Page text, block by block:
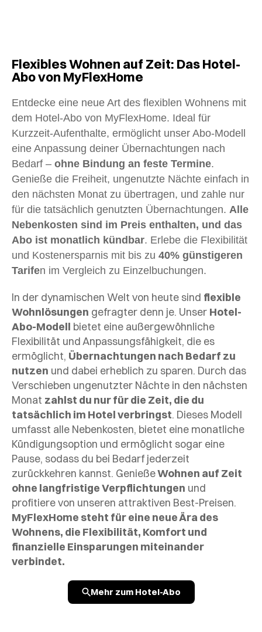
Flexibles Wohnen auf Zeit: Das Hotel-
Abo von MyFlexHome
Entdecke eine neue Art des flexiblen Wohnens mit
dem Hotel-Abo von MyFlexHome. Ideal für
Kurzzeit-Aufenthalte, ermöglicht unser Abo-Modell
eine Anpassung deiner Übernachtungen nach
Bedarf – ohne Bindung an feste Termine.
Genieße die Freiheit, ungenutzte Nächte einfach in
den nächsten Monat zu übertragen, und zahle nur
für die tatsächlich genutzten Übernachtungen. Alle
Nebenkosten sind im Preis enthalten, und das
Abo ist monatlich kündbar. Erlebe die Flexibilität
und Kostenersparnis mit bis zu 40% günstigeren
Tarifen im Vergleich zu Einzelbuchungen.
In der dynamischen Welt von heute sind flexible
Wohnlösungen gefragter denn je. Unser Hotel-
Abo-Modell bietet eine außergewöhnliche
Flexibilität und Anpassungsfähigkeit, die es
ermöglicht, Übernachtungen nach Bedarf zu
nutzen und dabei erheblich zu sparen. Durch das
Verschieben ungenutzter Nächte in den nächsten
Monat zahlst du nur für die Zeit, die du
tatsächlich im Hotel verbringst. Dieses Modell
umfasst alle Nebenkosten, bietet eine monatliche
Kündigungsoption und ermöglicht sogar eine
Pause, sodass du bei Bedarf jederzeit
zurückkehren kannst. GenießeWohnen auf Zeit
ohne langfristige Verpflichtungen und
profitiere von unseren attraktiven Best-Preisen.
MyFlexHome steht für eine neue Ära des
Wohnens, die Flexibilität, Komfort und
finanzielle Einsparungen miteinander
verbindet.
Mehr zum Hotel-Abo